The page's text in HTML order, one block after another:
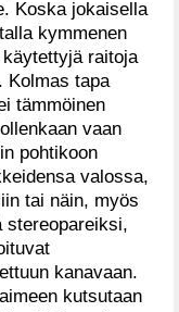
Koska jokaisella
kymmenen
raitoja
Kolmas tapa
tämmöinen
vaan
pohtikoon
valossa,
tai näin, myös
stereopareiksi,
kanavaan.
kutsutaan